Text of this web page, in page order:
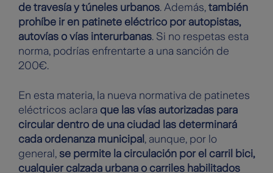
de travesía y túneles urbanos. Además, también
prohíbe ir en patinete eléctrico por autopistas,
autovías o vías interurbanas. Si no respetas esta
norma, podrías enfrentarte a una sanción de
200€.
En esta materia, la nueva normativa de patinetes
eléctricos aclara que las vías autorizadas para
circular dentro de una ciudad las determinará
cada ordenanza municipal , aunque, por lo
general, se permite la circulación por el carril bici,
cualquier calzada urbana o carriles habilitados